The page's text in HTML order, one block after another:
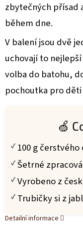
zbytečných přísad
během dne.
V balení jsou dvě
uchovají to
volba do batohu,
pochoutka pro
🍏
100 g
Šetrné
Vyrobeno z
Trubičky si z
Detailní informace